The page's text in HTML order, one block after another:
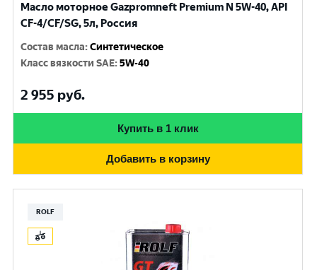
Масло моторное Gazpromneft Premium N 5W-40, API
СF-4/CF/SG, 5л, Россия
Состав масла:Синтетическое
Класс вязкости SAE:5W-40
2 955 руб.
Купить в 1 клик
Добавить в корзину
ROLF